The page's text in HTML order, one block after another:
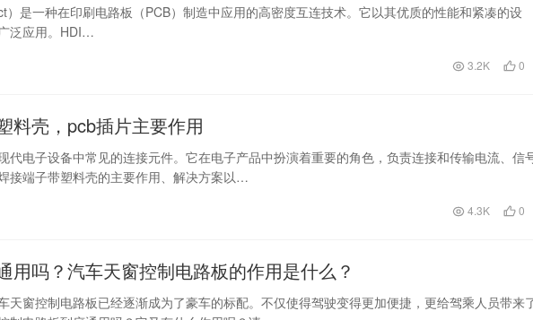
是一种在印刷电路板（PCB）制造中应用的高密度互连技术。它以其优质的性能和紧凑的设
泛应用。HDI…
3.2K 0
料壳，pcb插片主要作用
代电子设备中常见的连接元件。它在电子产品中扮演着重要的角色，负责连接和传输电流、信
接端子带塑料壳的主要作用、解决方案以…
4.3K 0
用吗？汽车天窗控制电路板的作用是什么？
天窗控制电路板已经逐渐成为了豪车的标配。不仅使得驾驶变得更加便捷，更给驾乘人员带来